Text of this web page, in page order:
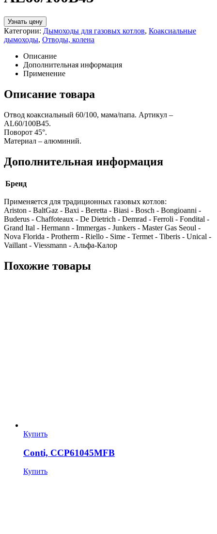
Узнать цену
Категории: Дымоходы для газовых котлов, Коаксиальные
дымоходы, Отводы, колена
Описание
Дополнительная информация
Применение
Описание товара
Отвод коаксиальный 60/100, мама/папа. Артикул –
AL60/100B45.
Поворот 45°.
Материал – алюминий.
Дополнительная информация
Бренд
Применяется для традиционных газовых котлов:
Ariston - BaltGaz - Baxi - Beretta - Biasi - Bosch - Bongioanni -
Buderus - Chaffoteaux - De Dietrich - Demrad - Ferroli - Fondital -
Grand Ital - Hermann - Immergas - Junkers - Master Gas Seoul -
Nova Florida - Protherm - Riello - Sime - Termet - Tiberis - Unical -
Vaillant - Viessmann - Альфа-Калор
Похожие товары
Купить
Conti, CCP61045MFB
Купить